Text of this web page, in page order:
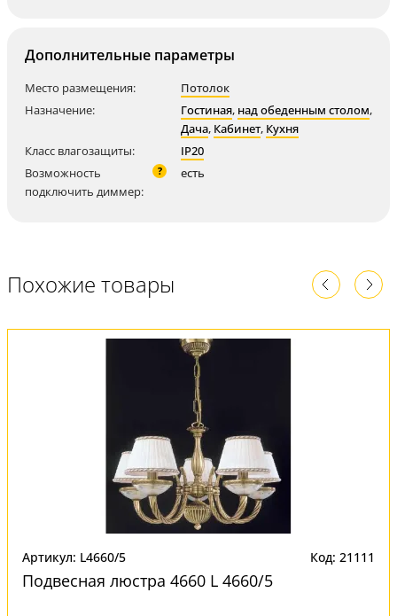
Дополнительные параметры
Место размещения:
Потолок
Назначение:
Гостиная, над обеденным столом,
Дача, Кабинет, Кухня
Класс влагозащиты:
IP20
Возможность
подключить диммер:
? есть
Похожие товары
Артикул: L4660/5 Код: 21111
Подвесная люстра 4660 L 4660/5